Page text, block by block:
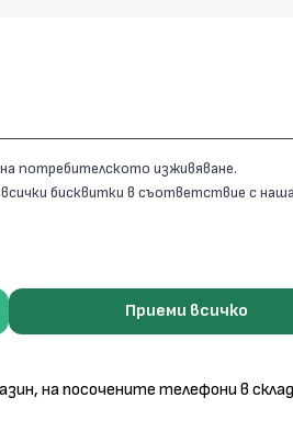
КАК
на посочените телефони в
потребителското изживяване.
бисквитки в съответствие с
Приеми всичко